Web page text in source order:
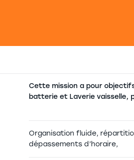
Cette mission a pour
batterie et Laverie vaisselle,
Organisation fluide,
dépassements d’horaire,